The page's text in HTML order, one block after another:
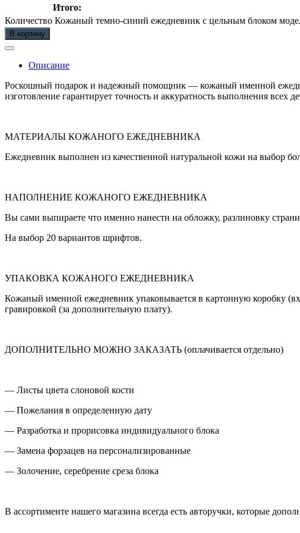
Итого:
Количество Кожаный темно-синий ежедневник с цельным блоком
В корзину
Описание
Роскошный подарок и надежный помощник — кожаный именной
изготовление гарантирует точность и аккуратность выполнения всех
МАТЕРИАЛЫ КОЖАНОГО ЕЖЕДНЕВНИКА
Ежедневник выполнен из качественной натуральной кожи на выбор
НАПОЛНЕНИЕ КОЖАНОГО ЕЖЕДНЕВНИКА
Вы сами выпираете что именно нанести на обложку, разлиновку
На выбор 20 вариантов шрифтов.
УПАКОВКА КОЖАНОГО ЕЖЕДНЕВНИКА
Кожаный именной ежедневник упаковывается в картонную коробку
гравировкой (за дополнительную плату).
ДОПОЛНИТЕЛЬНО МОЖНО ЗАКАЗАТЬ (оплачивается отдельно)
— Листы цвета слоновой кости
— Пожелания в определенную дату
— Разработка и прорисовка индивидуального блока
— Замена форзацев на персонализированные
— Золочение, серебрение среза блока
В ассортименте нашего магазина всегда есть авторучки, которые